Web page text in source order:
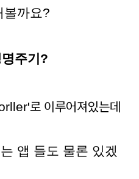
볼까요?
주기?
'로 이루어져있는데
앱 들도 물론 있겠